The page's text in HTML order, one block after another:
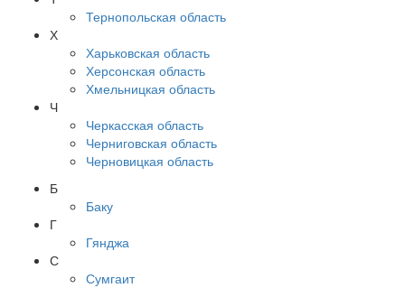
Тернопольская область
Х
Харьковская область
Херсонская область
Хмельницкая область
Ч
Черкасская область
Черниговская область
Черновицкая область
Б
Баку
Г
Гянджа
С
Сумгаит